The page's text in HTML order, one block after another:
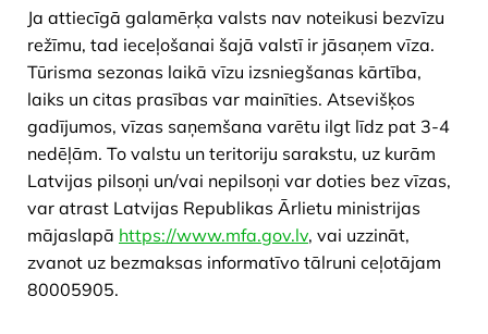
Ja attiecīgā galamērķa valsts nav noteikusi bezvīzu
režīmu, tad ieceļošanai šajā valstī ir jāsaņem vīza.
Tūrisma sezonas laikā vīzu izsniegšanas kārtība,
laiks un citas prasības var mainīties. Atsevišķos
gadījumos, vīzas saņemšana varētu ilgt līdz pat 3-4
nedēļām. To valstu un teritoriju sarakstu, uz kurām
Latvijas pilsoņi un/vai nepilsoņi var doties bez vīzas,
var atrast Latvijas Republikas Ārlietu ministrijas
mājaslapā https://www.mfa.gov.lv, vai uzzināt,
zvanot uz bezmaksas informatīvo tālruni ceļotājam
80005905.